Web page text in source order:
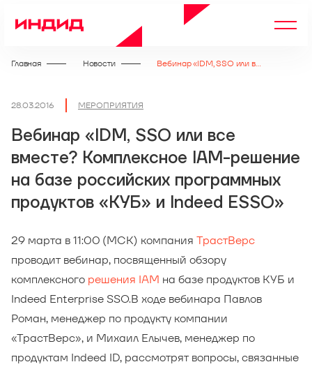
Главная Новости Вебинар «IDM, SSO или все вместе? Комплексное IAM-решение на базе российских программных продуктов «КУБ» и Indeed ESSO»
28.03.2016 МЕРОПРИЯТИЯ
Вебинар «IDM, SSO или все
вместе? Комплексное IAM-решение
на базе российских программных
продуктов «КУБ» и Indeed ESSO»
29 марта в 11:00 (МСК) компания ТрастВерс
проводит вебинар, посвященный обзору
комплексного решения IAM на базе продуктов КУБ и
Indeed Enterprise SSO.В ходе вебинара Павлов
Роман, менеджер по продукту компании
«ТрастВерс», и Михаил Елычев, менеджер по
продуктам Indeed ID, рассмотрят вопросы, связанные